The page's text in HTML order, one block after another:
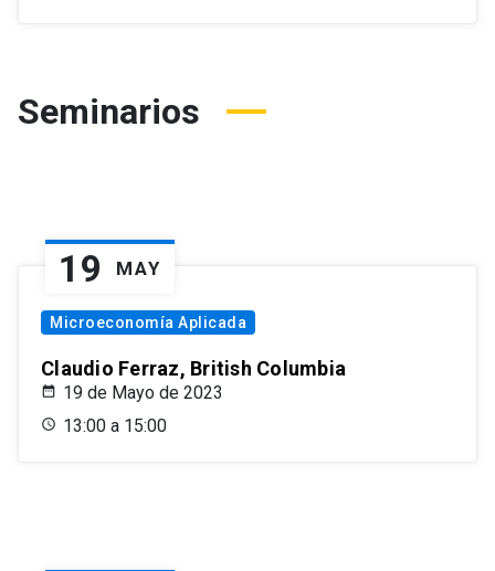
Seminarios
19 MAY
Microeconomía Aplicada
Claudio Ferraz, British Columbia
19 de Mayo de 2023
13:00 a 15:00